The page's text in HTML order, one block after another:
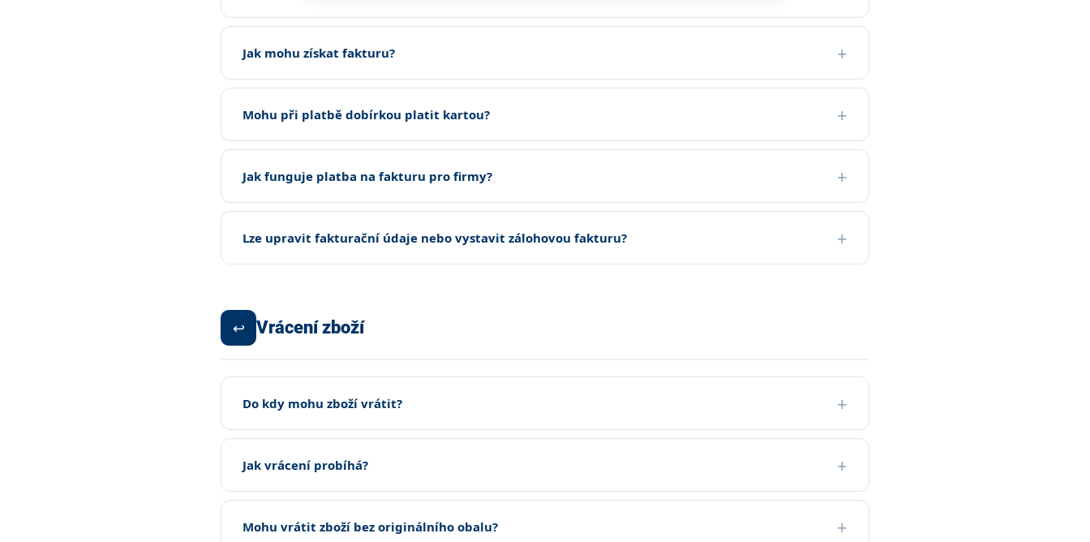
Jak mohu získat fakturu?
Mohu při platbě dobírkou platit kartou?
Jak funguje platba na fakturu pro firmy?
Lze upravit fakturační údaje nebo vystavit zálohovou fakturu?
↩️ Vrácení zboží
Do kdy mohu zboží vrátit?
Jak vrácení probíhá?
Mohu vrátit zboží bez originálního obalu?